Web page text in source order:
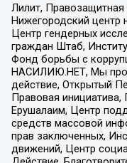
Лилит,
Нижегородский центр
Центр гендерных
граждан Штаб,
Фонд борьбы с
НАСИЛИЮ.НЕТ, Мы
действие, Открытый
Правовая
Ерушалаим, Центр
средств массовой
прав заключенных,
движений, Центр